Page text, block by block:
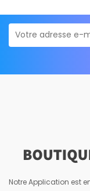
Notre Application est